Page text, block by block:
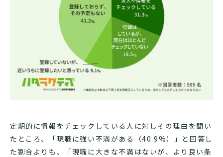
定期的に情報をチェックしている人に対しその理由を聞い
たところ、「現職に強い不満がある（40.9%）」と回答し
た割合よりも、「現職に大きな不満はないが、より良い条